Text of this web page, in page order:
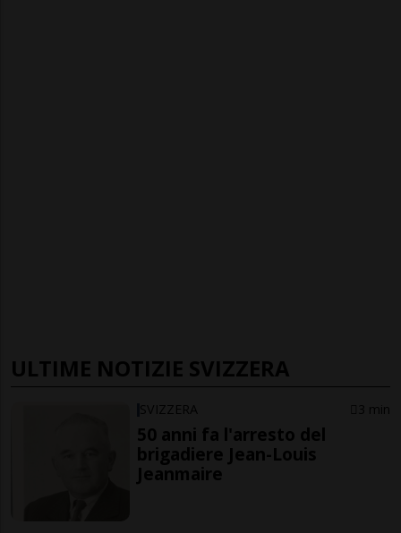
ULTIME NOTIZIE SVIZZERA
SVIZZERA 3 min
50 anni fa l'arresto del
brigadiere Jean-Louis
Jeanmaire